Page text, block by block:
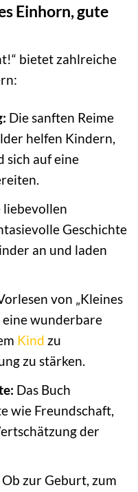
Einhorn, gute
bietet zahlreiche
Die sanften Reime
helfen Kindern,
sich auf eine
liebevollen
Geschichte
an und laden
von „Kleines
eine wunderbare
Kind zu
zu stärken.
Das Buch
wie Freundschaft,
der
Ob zur Geburt, zum